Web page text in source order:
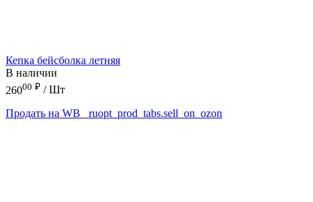
Кепка бейсболка летняя
В наличии
26000 ₽ / Шт
Продать на WB
_ruopt_prod_tabs.sell_on_ozon